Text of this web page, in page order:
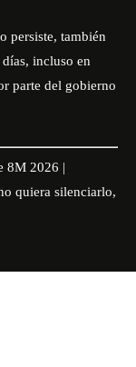
persiste, también
incluso en
parte del gobierno
8M 2026 |
quiera silenciarlo,